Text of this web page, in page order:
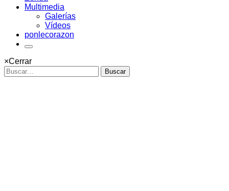
Multimedia
Galerías
Vídeos
ponlecorazon
×Cerrar
Buscar